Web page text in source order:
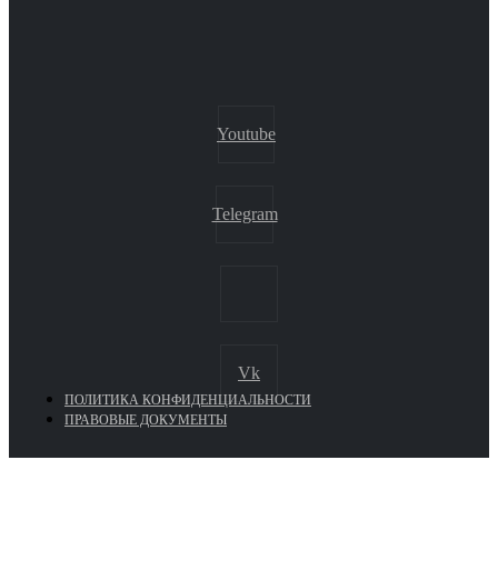
Youtube
Telegram
Vk
ПОЛИТИКА КОНФИДЕНЦИАЛЬНОСТИ
ПРАВОВЫЕ ДОКУМЕНТЫ